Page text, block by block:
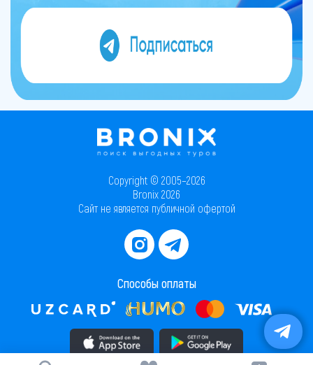
Copyright © 2005–2026
Bronix 2026
Сайт не является публичной офертой
Способы оплаты
Скачать приложение в AppStore Скачать приложение в PlayMarket